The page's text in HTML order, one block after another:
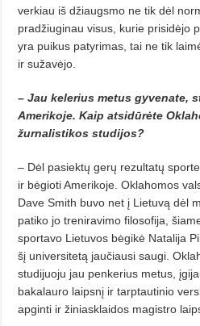
verkiau iš džiaugsmo ne tik dėl
pradžiuginau visus, kurie prisidėjo
yra puikus patyrimas, tai ne tik
ir sužavėjo.
– Jau kelerius metus gyvenate,
Amerikoje. Kaip atsidūrėte
žurnalistikos studijos?
– Dėl pasiektų gerų rezultatų
ir bėgioti Amerikoje. Oklahomos
Dave Smith buvo net į Lietuvą dėl
patiko jo treniravimo filosofija,
sportavo Lietuvos bėgikė Natalija
šį universitetą jaučiausi saugi.
studijuoju jau penkerius metus,
bakalauro laipsnį ir tarptautinio
apginti ir žiniasklaidos magistro